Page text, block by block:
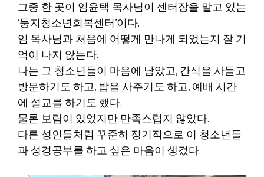
그중 한 곳이 임윤택 목사님이 센터장을 맡고 있는
‘둥지청소년회복센터’이다.
임 목사님과 처음에 어떻게 만나게 되었는지 잘 기
억이 나지 않는다.
나는 그 청소년들이 마음에 남았고, 간식을 사들고
방문하기도 하고, 밥을 사주기도 하고, 예배 시간
에 설교를 하기도 했다.
물론 보람이 있었지만 만족스럽지 않았다.
다른 성인들처럼 꾸준히 정기적으로 이 청소년들
과 성경공부를 하고 싶은 마음이 생겼다.